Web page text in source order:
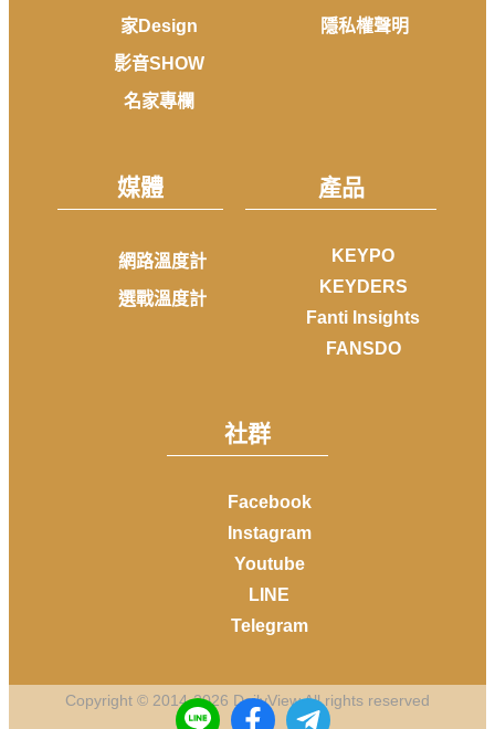
家Design
影音SHOW
名家專欄
隱私權聲明
媒體
網路溫度計
選戰溫度計
產品
KEYPO
KEYDERS
Fanti Insights
FANSDO
社群
Facebook
Instagram
Youtube
LINE
Telegram
Copyright © 2014-2026 DailyView All rights reserved